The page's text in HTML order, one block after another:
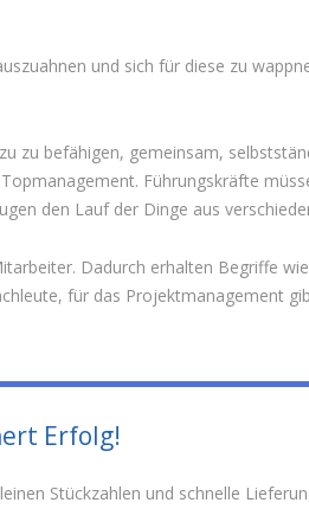
und sich für diese zu
zu befähigen, gemeinsam,
Führungskräfte
den Lauf der Dinge aus
Dadurch erhalten Begriffe
für das Projektmanagement
Erfolg!
Stückzahlen und schnelle